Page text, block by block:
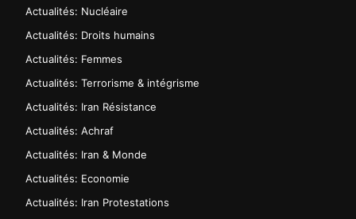
Actualités: Nucléaire
Actualités: Droits humains
Actualités: Femmes
Actualités: Terrorisme & intégrisme
Actualités: Iran Résistance
Actualités: Achraf
Actualités: Iran & Monde
Actualités: Economie
Actualités: Iran Protestations